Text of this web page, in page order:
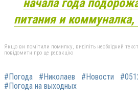
начала года
питания и
Якщо ви помітили помилку, виділіть необхідний
повідомити про це редакцію
#Погода #Николаев #Новости
#Погода на выходных